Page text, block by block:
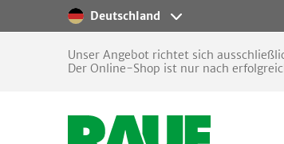
Deutschland
Unser Angebot richtet sich
Der Online-Shop ist nur nach